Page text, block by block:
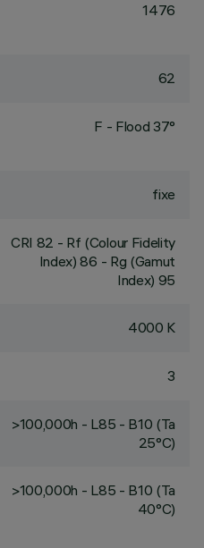
1476
62
F - Flood 37°
fixe
CRI 82 - Rf (Colour Fidelity
Index) 86 - Rg (Gamut
Index) 95
4000 K
3
>100,000h - L85 - B10 (Ta
25°C)
>100,000h - L85 - B10 (Ta
40°C)